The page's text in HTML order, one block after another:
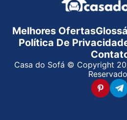
Melhores Ofertas
Política De
Casa do Sofá © Copyright